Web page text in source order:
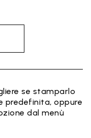
se stamparlo
predefinita, oppure
dal menù